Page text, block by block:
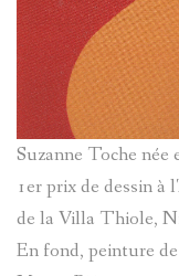
Suzanne Toche née
1er prix de dessin à
de la Villa Thiole,
En fond, peinture